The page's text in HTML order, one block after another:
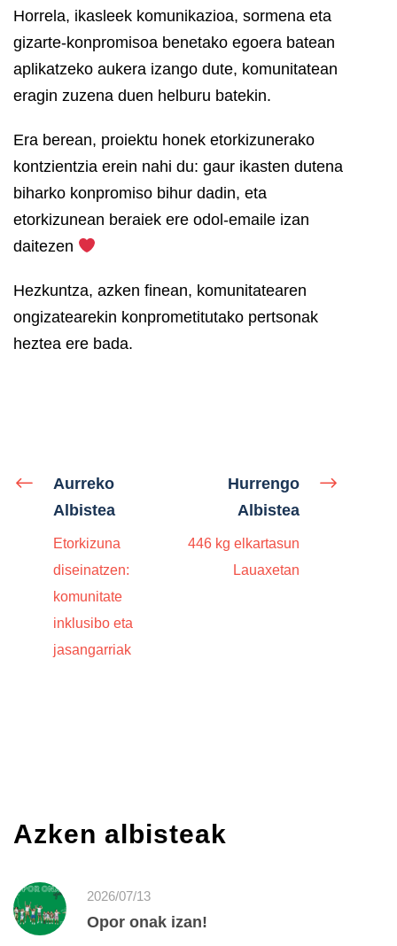
Horrela, ikasleek komunikazioa, sormena eta
gizarte-konpromisoa benetako egoera batean
aplikatzeko aukera izango dute, komunitatean
eragin zuzena duen helburu batekin.
Era berean, proiektu honek etorkizunerako
kontzientzia erein nahi du: gaur ikasten dutena
biharko konpromiso bihur dadin, eta
etorkizunean beraiek ere odol-emaile izan
daitezen
Hezkuntza, azken finean, komunitatearen
ongizatearekin konprometitutako pertsonak
heztea ere bada.
Aurreko
Albistea
Etorkizuna
diseinatzen:
komunitate
inklusibo eta
jasangarriak
Hurrengo
Albistea
446 kg elkartasun
Lauaxetan
Azken albisteak
2026/07/13
Opor onak izan!